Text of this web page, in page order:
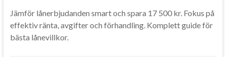
Jämför lånerbjudanden smart och spara 17 500 kr. Fokus på
effektiv ränta, avgifter och förhandling. Komplett guide för
bästa lånevillkor.